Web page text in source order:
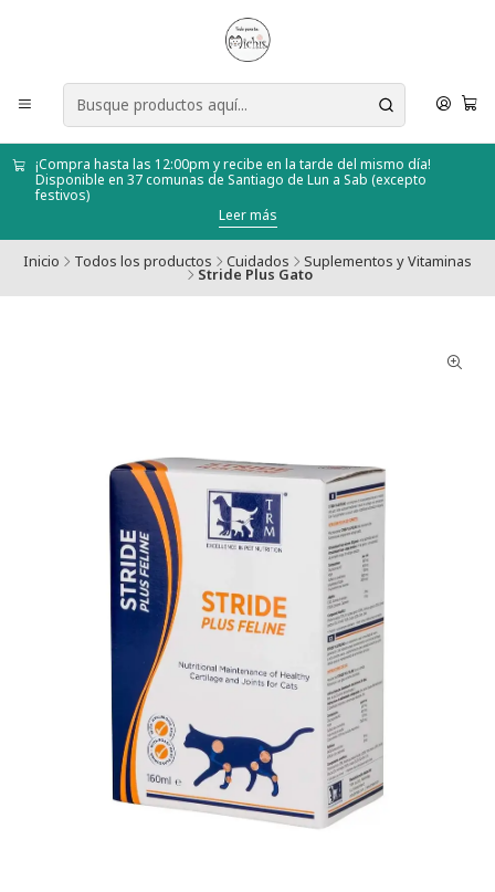
¡Compra hasta las 12:00pm y recibe en la tarde del mismo día!
Disponible en 37 comunas de Santiago de Lun a Sab (excepto
festivos)
Leer más
Inicio Todos los productos Cuidados Suplementos y Vitaminas
Stride Plus Gato